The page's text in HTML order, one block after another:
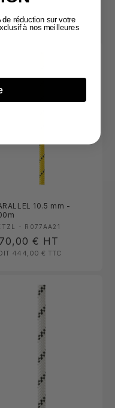
10.5 mm -
:
- R077AA21
€ HT
444,00 € TTC
de réduction sur votre
à nos meilleures